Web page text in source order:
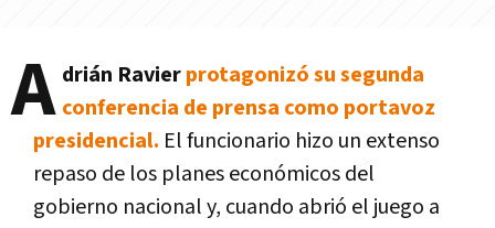
A drián Ravierprotagonizó su segunda
conferencia de prensa como portavoz
presidencial. El funcionario hizo un extenso
repaso de los planes económicos del
gobierno nacional y, cuando abrió el juego a